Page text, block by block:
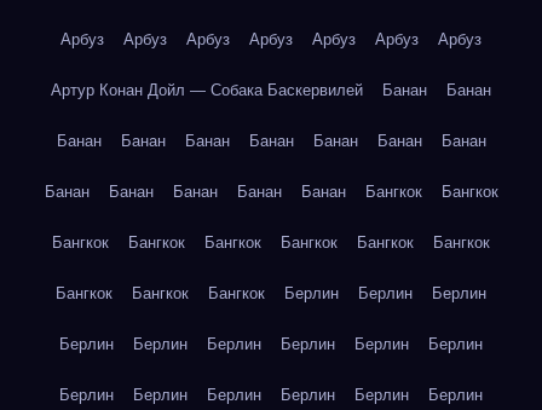
Арбуз Арбуз Арбуз Арбуз Арбуз Арбуз Арбуз
Артур Конан Дойл — Собака Баскервилей Банан Банан
Банан Банан Банан Банан Банан Банан Банан
Банан Банан Банан Банан Банан Бангкок Бангкок
Бангкок Бангкок Бангкок Бангкок Бангкок Бангкок
Бангкок Бангкок Бангкок Берлин Берлин Берлин
Берлин Берлин Берлин Берлин Берлин Берлин
Берлин Берлин Берлин Берлин Берлин Берлин